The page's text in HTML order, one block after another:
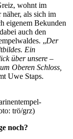
wohnt im
als sich im
eigenem Bekunden
auch den
„Der
Ein
über unsere –
Oberen Schloss,
Uwe Staps.
trö/grz)
noch?